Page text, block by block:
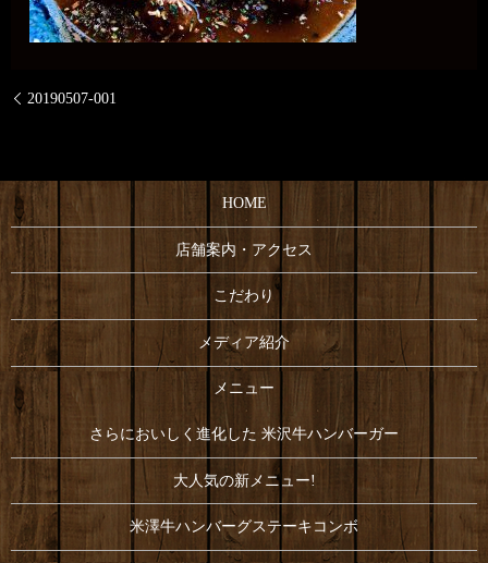
20190507-001
HOME
店舗案内・アクセス
こだわり
メディア紹介
メニュー
さらにおいしく進化した 米沢牛ハンバーガー
大人気の新メニュー!
米澤牛ハンバーグステーキコンボ